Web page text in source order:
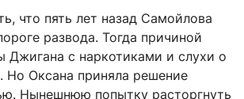
что пять лет назад Самойлова
развода. Тогда причиной
Джигана с наркотиками и слухи о
Но Оксана приняла решение
Нынешнюю попытку расторгнуть